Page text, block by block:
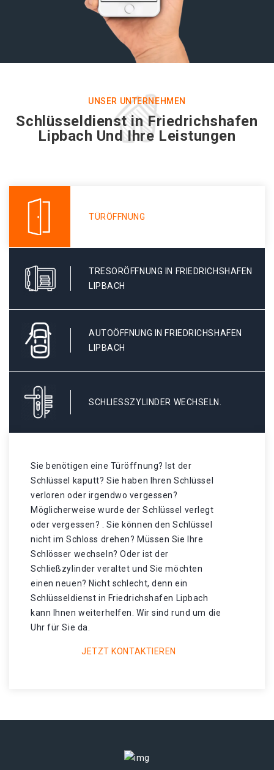
UNSER UNTERNEHMEN
Schlüsseldienst in Friedrichshafen
Lipbach Und Ihre Leistungen
TÜRÖFFNUNG
TRESORÖFFNUNG IN FRIEDRICHSHAFEN
LIPBACH
AUTOÖFFNUNG IN FRIEDRICHSHAFEN
LIPBACH
SCHLIESSZYLINDER WECHSELN.
Sie benötigen eine Türöffnung? Ist der
Schlüssel kaputt? Sie haben Ihren Schlüssel
verloren oder irgendwo vergessen?
Möglicherweise wurde der Schlüssel verlegt
oder vergessen? . Sie können den Schlüssel
nicht im Schloss drehen? Müssen Sie Ihre
Schlösser wechseln? Oder ist der
Schließzylinder veraltet und Sie möchten
einen neuen? Nicht schlecht, denn ein
Schlüsseldienst in Friedrichshafen Lipbach
kann Ihnen weiterhelfen. Wir sind rund um die
Uhr für Sie da.
JETZT KONTAKTIEREN